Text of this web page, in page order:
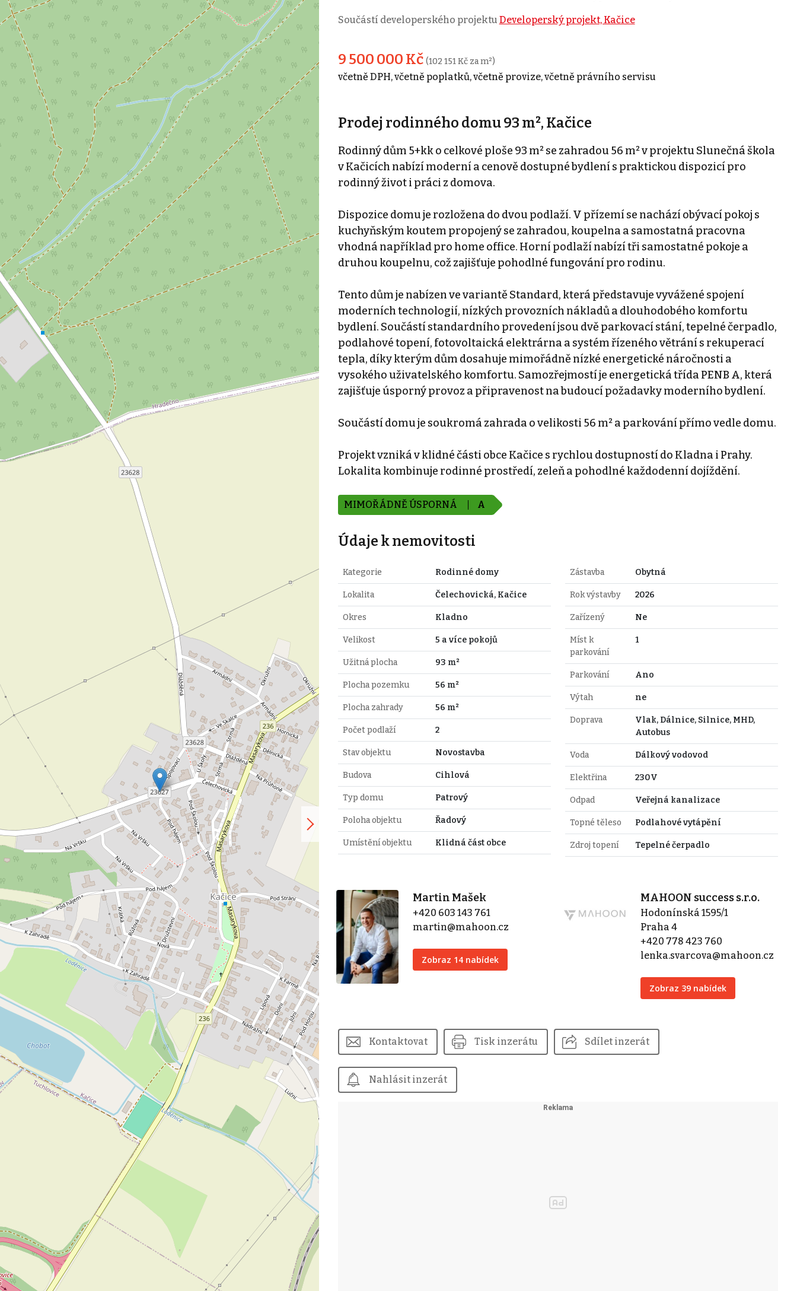
Součástí developerského projektu Developerský projekt, Kačice
9 500 000 Kč (102 151 Kč za m²)
včetně DPH, včetně poplatků, včetně provize, včetně právního servisu
Prodej rodinného domu 93 m², Kačice
Rodinný dům 5+kk o celkové ploše 93 m² se zahradou 56 m² v projektu Slunečná škola
v Kačicích nabízí moderní a cenově dostupné bydlení s praktickou dispozicí pro
rodinný život i práci z domova.
Dispozice domu je rozložena do dvou podlaží. V přízemí se nachází obývací pokoj s
kuchyňským koutem propojený se zahradou, koupelna a samostatná pracovna
vhodná například pro home office. Horní podlaží nabízí tři samostatné pokoje a
druhou koupelnu, což zajišťuje pohodlné fungování pro rodinu.
Tento dům je nabízen ve variantě Standard, která představuje vyvážené spojení
moderních technologií, nízkých provozních nákladů a dlouhodobého komfortu
bydlení. Součástí standardního provedení jsou dvě parkovací stání, tepelné čerpadlo,
podlahové topení, fotovoltaická elektrárna a systém řízeného větrání s rekuperací
tepla, díky kterým dům dosahuje mimořádně nízké energetické náročnosti a
vysokého uživatelského komfortu. Samozřejmostí je energetická třída PENB A, která
zajišťuje úsporný provoz a připravenost na budoucí požadavky moderního bydlení.
Součástí domu je soukromá zahrada o velikosti 56 m² a parkování přímo vedle domu.
Projekt vzniká v klidné části obce Kačice s rychlou dostupností do Kladna i Prahy.
Lokalita kombinuje rodinné prostředí, zeleň a pohodlné každodenní dojíždění.
MIMOŘÁDNĚ ÚSPORNÁ A
Údaje k nemovitosti
Kategorie Rodinné domy
Lokalita Čelechovická, Kačice
Okres Kladno
Velikost 5 a více pokojů
Užitná plocha 93 m²
Plocha pozemku 56 m²
Plocha zahrady 56 m²
Počet podlaží 2
Stav objektu Novostavba
Budova Cihlová
Typ domu Patrový
Poloha objektu Řadový
Umístění objektu Klidná část obce
Zástavba Obytná
Rok výstavby 2026
Zařízený Ne
Míst k
parkování
1
Parkování Ano
Výtah ne
Doprava
Vlak, Dálnice, Silnice, MHD,
Autobus
Voda Dálkový vodovod
Elektřina 230V
Odpad Veřejná kanalizace
Topné těleso Podlahové vytápění
Zdroj topení Tepelné čerpadlo
Martin Mašek
+420 603 143 761
martin@mahoon.cz
Zobraz 14 nabídek
MAHOON success s.r.o.
Hodonínská 1595/1
Praha 4
+420 778 423 760
lenka.svarcova@mahoon.cz
Zobraz 39 nabídek
Kontaktovat Tisk inzerátu Sdílet inzerát
Nahlásit inzerát